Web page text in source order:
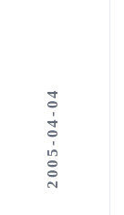
2005-04-04